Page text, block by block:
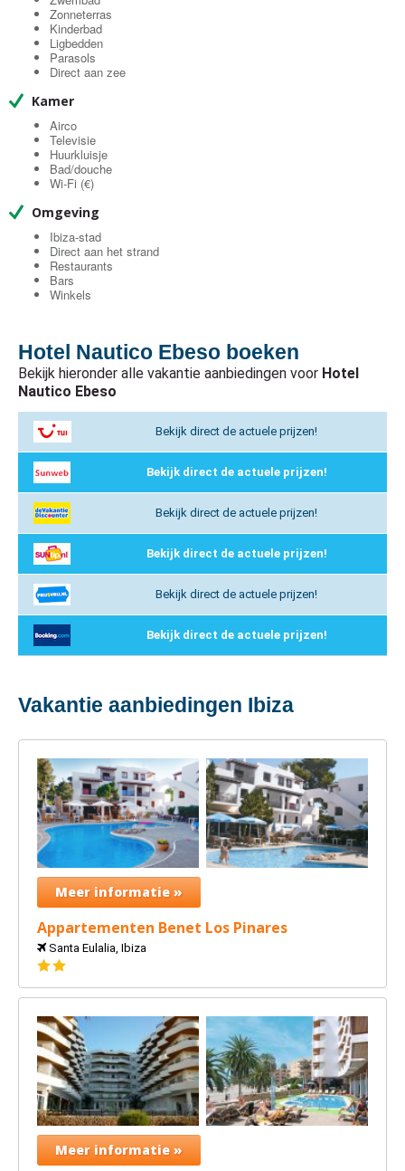
Zonneterras
Kinderbad
Ligbedden
Parasols
Direct aan zee
Kamer
Airco
Televisie
Huurkluisje
Bad/douche
Wi-Fi (€)
Omgeving
Ibiza-stad
Direct aan het strand
Restaurants
Bars
Winkels
Hotel Nautico Ebeso boeken
Bekijk hieronder alle vakantie aanbiedingen voor Hotel
Nautico Ebeso
Bekijk direct de actuele prijzen!
Bekijk direct de actuele prijzen!
Bekijk direct de actuele prijzen!
Bekijk direct de actuele prijzen!
Bekijk direct de actuele prijzen!
Bekijk direct de actuele prijzen!
Vakantie aanbiedingen Ibiza
Meer informatie »
Appartementen Benet Los Pinares
Santa Eulalia, Ibiza
2
Meer informatie »